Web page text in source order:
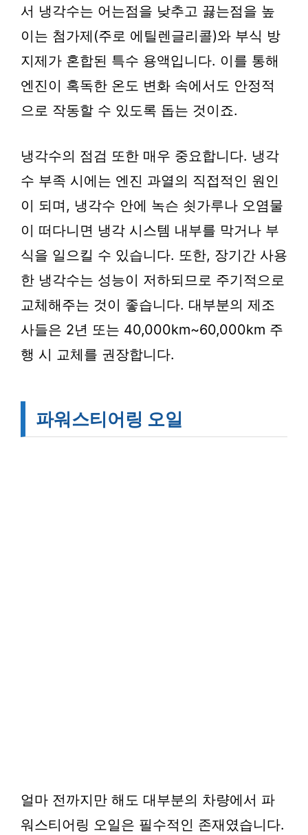
서 냉각수는 어는점을 낮추고 끓는점을 높
이는 첨가제(주로 에틸렌글리콜)와 부식 방
지제가 혼합된 특수 용액입니다. 이를 통해
엔진이 혹독한 온도 변화 속에서도 안정적
으로 작동할 수 있도록 돕는 것이죠.
냉각수의 점검 또한 매우 중요합니다. 냉각
수 부족 시에는 엔진 과열의 직접적인 원인
이 되며, 냉각수 안에 녹슨 쇳가루나 오염물
이 떠다니면 냉각 시스템 내부를 막거나 부
식을 일으킬 수 있습니다. 또한, 장기간 사용
한 냉각수는 성능이 저하되므로 주기적으로
교체해주는 것이 좋습니다. 대부분의 제조
사들은 2년 또는 40,000km~60,000km 주
행 시 교체를 권장합니다.
파워스티어링 오일
얼마 전까지만 해도 대부분의 차량에서 파
워스티어링 오일은 필수적인 존재였습니다.